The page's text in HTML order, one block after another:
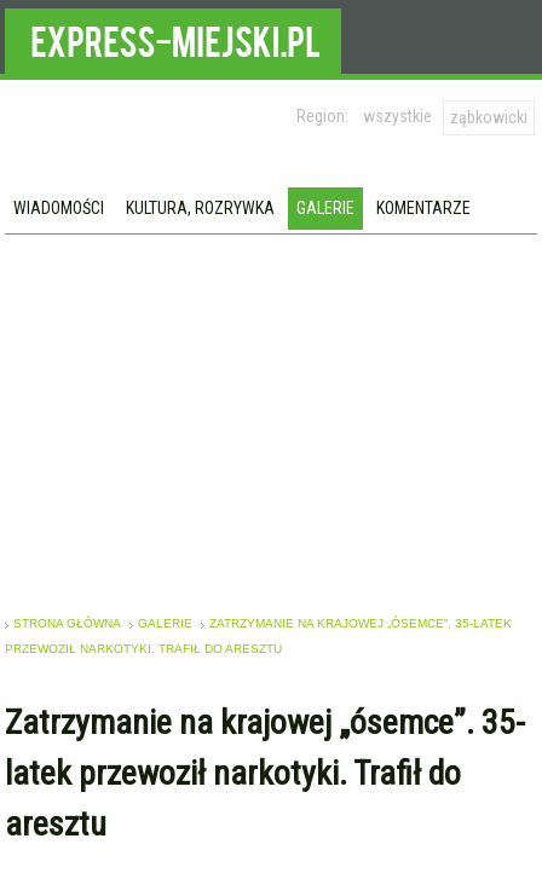
Region: wszystkie ząbkowicki
WIADOMOŚCI KULTURA, ROZRYWKA GALERIE KOMENTARZE
STRONA GŁÓWNA GALERIE
ZATRZYMANIE NA KRAJOWEJ „ÓSEMCE”. 35-LATEK
PRZEWOZIŁ NARKOTYKI. TRAFIŁ DO ARESZTU
Zatrzymanie na krajowej „ósemce”. 35-
latek przewoził narkotyki. Trafił do
aresztu